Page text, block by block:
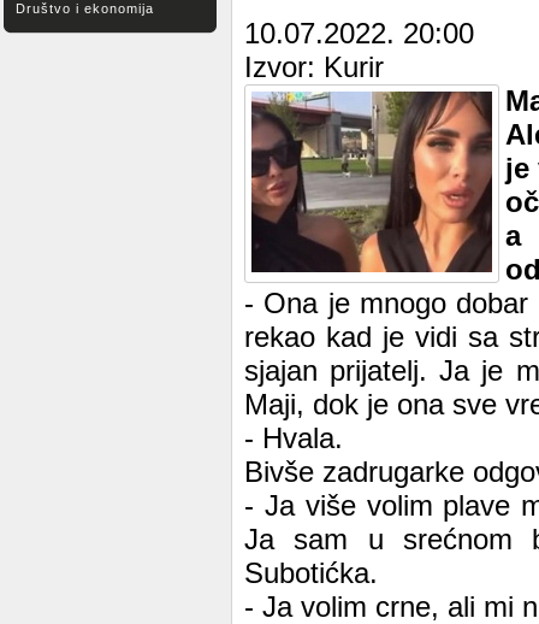
Društvo i ekonomija
10.07.2022. 20:00
Izvor: Kurir
je
a
- Ona je mnogo
rekao kad je vidi sa
sjajan prijatelj. Ja je
Maji, dok je ona sve
- Hvala.
Bivše zadrugarke
- Ja više volim plave
Ja sam u srećnom
Subotićka.
- Ja volim crne, ali mi